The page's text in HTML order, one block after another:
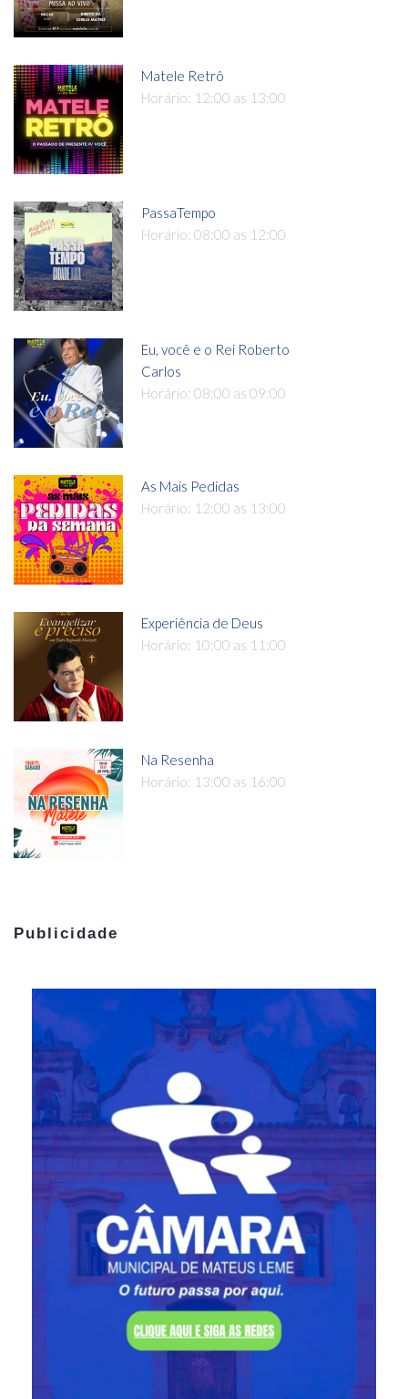
Matele Retrô
Horário: 12:00 as 13:00
PassaTempo
Horário: 08:00 as 12:00
Eu, você e o Rei Roberto
Carlos
Horário: 08:00 as 09:00
As Mais Pedidas
Horário: 12:00 as 13:00
Experiência de Deus
Horário: 10:00 as 11:00
Na Resenha
Horário: 13:00 as 16:00
Publicidade